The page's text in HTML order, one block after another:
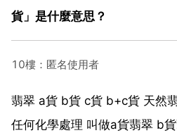
貨」是什麼意思？
10樓：匿名使用者
翡翠 a貨 b貨 c貨 b+c貨 天然
任何化學處理 叫做a貨翡翠 b